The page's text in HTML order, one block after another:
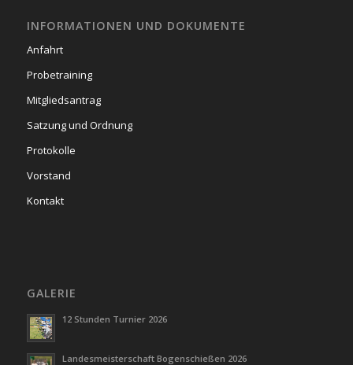
INFORMATIONEN UND DOKUMENTE
Anfahrt
Probetraining
Mitgliedsantrag
Satzung und Ordnung
Protokolle
Vorstand
Kontakt
GALERIE
12 Stunden Turnier 2026
Landesmeisterschaft Bogenschießen 2026